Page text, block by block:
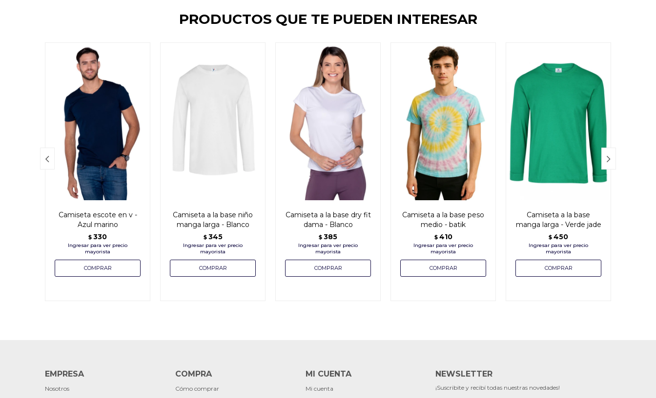
PRODUCTOS QUE TE PUEDEN INTERESAR
Camiseta escote en v -
Azul marino
$ 330
Camiseta a la base niño
manga larga - Blanco
$ 345
Camiseta a la base dry fit
dama - Blanco
$ 385
Camiseta a la base peso
medio - batik
$ 410
Camiseta a la base
manga larga - Verde jade
$ 450
 
EMPRESA
Nosotros
COMPRA
Cómo comprar
MI CUENTA
Mi cuenta
NEWSLETTER
¡Suscribite y recibí todas nuestras novedades!